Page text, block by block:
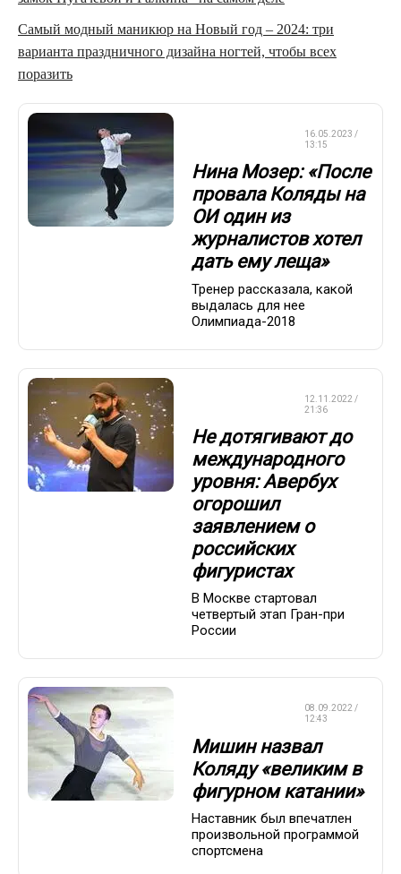
Самый модный маникюр на Новый год – 2024: три
варианта праздничного дизайна ногтей, чтобы всех
поразить
16.05.2023 /
13:15
Нина Мозер: «После
провала Коляды на
ОИ один из
журналистов хотел
дать ему леща»
Тренер рассказала, какой
выдалась для нее
Олимпиада-2018
12.11.2022 /
21:36
Не дотягивают до
международного
уровня: Авербух
огорошил
заявлением о
российских
фигуристах
В Москве стартовал
четвертый этап Гран-при
России
08.09.2022 /
12:43
Мишин назвал
Коляду «великим в
фигурном катании»
Наставник был впечатлен
произвольной программой
спортсмена